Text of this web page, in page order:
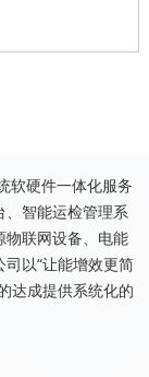
软硬件一体化服务
智能运检管理系
物联网设备、电能
以“让能增效更简
达成提供系统化的